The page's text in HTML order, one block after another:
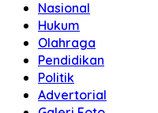
Nasional
Hukum
Olahraga
Pendidikan
Politik
Advertorial